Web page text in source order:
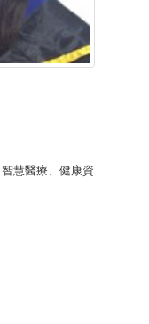
慧醫療、健康資